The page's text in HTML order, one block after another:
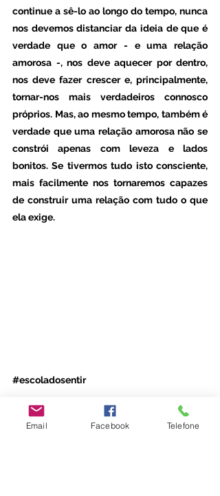
continue a sê-lo ao longo do tempo, nunca
nos devemos distanciar da ideia de que é
verdade que o amor - e uma relação
amorosa -, nos deve aquecer por dentro,
nos deve fazer crescer e, principalmente,
tornar-nos mais verdadeiros connosco
próprios. Mas, ao mesmo tempo, também é
verdade que uma relação amorosa não se
constrói apenas com leveza e lados
bonitos. Se tivermos tudo isto consciente,
mais facilmente nos tornaremos capazes
de construir uma relação com tudo o que
ela exige.
#escoladosentir
Emoções
FamíliaEmail Facebook Telefone